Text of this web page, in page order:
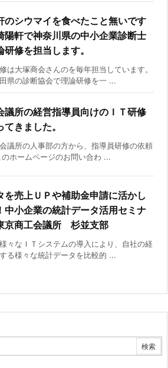
のシウマイを食べたこと無いです
陽軒で神奈川県の中小企業診断士
研修を担当します。
は大塚商会さんのを毎年担当しています。
県の診断協会で理論研修を一 ...
議所の経営指導員向けのＩＴ研修
てきました。
議所の人事部の方から、指導員研修の依頼
ホームページのお問い合わ ...
を売上ＵＰや補助金申請に活かし
中小企業の統計データ活用セミナ
京商工会議所 杉並支部
々なＩＴシステムの導入により、自社の経
る様々な統計データを比較的 ...